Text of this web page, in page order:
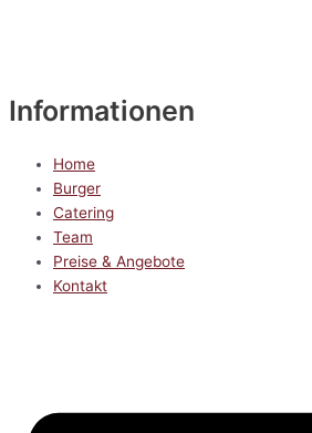
Informationen
Home
Burger
Catering
Team
Preise & Angebote
Kontakt